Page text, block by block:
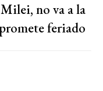
no va a la
feriado